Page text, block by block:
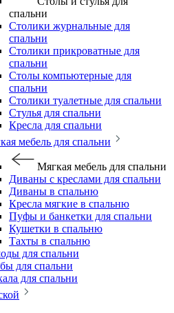
спальни
Столики журнальные для
спальни
Столики прикроватные для
спальни
Столы компьютерные для
спальни
Столики туалетные для спальни
Стулья для спальни
Кресла для спальни
мебель для спальни
Мягкая мебель для спальни
Диваны с креслами для спальни
Диваны в спальню
Кресла мягкие в спальню
Пуфы и банкетки для спальни
Кушетки в спальню
Тахты в спальню
для спальни
для спальни
для спальни